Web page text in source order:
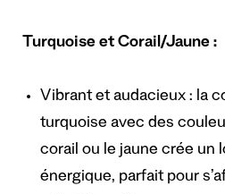
Turquoise et Corail/Jaune :
Vibrant et audacieux : la
turquoise avec des
corail ou le jaune crée un
énergique, parfait pour